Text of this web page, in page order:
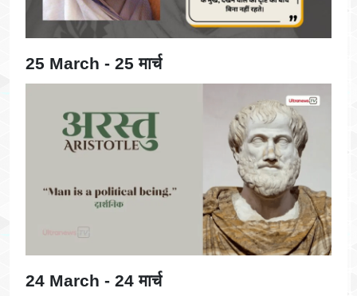
25 March - 25 मार्च
24 March - 24 मार्च